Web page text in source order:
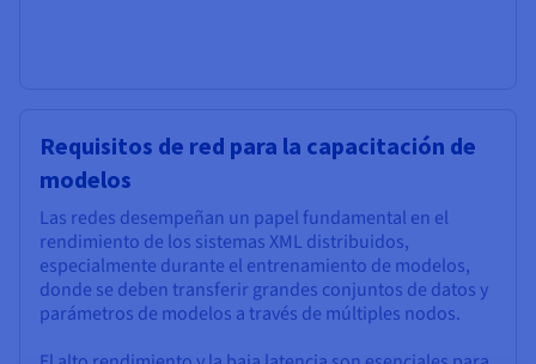
Requisitos de red para la capacitación de
modelos
Las redes desempeñan un papel fundamental en el
rendimiento de los sistemas XML distribuidos,
especialmente durante el entrenamiento de modelos,
donde se deben transferir grandes conjuntos de datos y
parámetros de modelos a través de múltiples nodos.